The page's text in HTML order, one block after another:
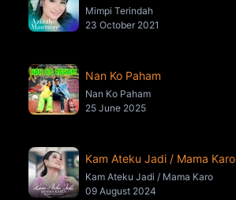
Mimpi Terindah
23 October 2021
Nan Ko Paham
Nan Ko Paham
25 June 2025
Kam Ateku Jadi / Mama Karo
Kam Ateku Jadi / Mama Karo
09 August 2024